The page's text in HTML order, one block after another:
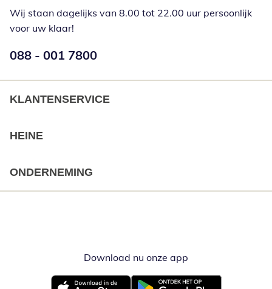
Wij staan dagelijks van 8.00 tot 22.00 uur persoonlijk
voor uw klaar!
Telefoonnummer:
088 - 001 7800
KLANTENSERVICE
HEINE
ONDERNEMING
Download nu onze app